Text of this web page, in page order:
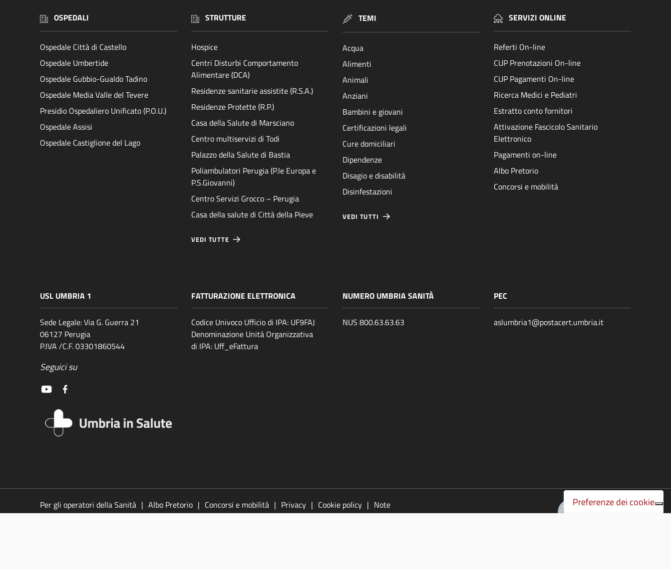
OSPEDALI
Ospedale Città di Castello
Ospedale Umbertide
Ospedale Gubbio-Gualdo Tadino
Ospedale Media Valle del Tevere
Presidio Ospedaliero Unificato (P.O.U.)
Ospedale Assisi
Ospedale Castiglione del Lago
STRUTTURE
Hospice
Centri Disturbi Comportamento
Alimentare (DCA)
Residenze sanitarie assistite (R.S.A.)
Residenze Protette (R.P.)
Casa della Salute di Marsciano
Centro multiservizi di Todi
Palazzo della Salute di Bastia
Poliambulatori Perugia (P.le Europa e
P.S.Giovanni)
Centro Servizi Grocco – Perugia
Casa della salute di Città della Pieve
VEDI TUTTE
TEMI
Acqua
Alimenti
Animali
Anziani
Bambini e giovani
Certificazioni legali
Cure domiciliari
Dipendenze
Disagio e disabilità
Disinfestazioni
VEDI TUTTI
SERVIZI ONLINE
Referti On-line
CUP Prenotazioni On-line
CUP Pagamenti On-line
Ricerca Medici e Pediatri
Estratto conto fornitori
Attivazione Fascicolo Sanitario
Elettronico
Pagamenti on-line
Albo Pretorio
Concorsi e mobilità
USL UMBRIA 1
Sede Legale: Via G. Guerra 21
06127 Perugia
P.IVA /C.F. 03301860544
Seguici su
FATTURAZIONE ELETTRONICA
Codice Univoco Ufficio di IPA: UF9FAJ
Denominazione Unità Organizzativa
di IPA: Uff_eFattura
NUMERO UMBRIA SANITÀ
NUS 800.63.63.63
PEC
aslumbria1@postacert.umbria.it
Per gli operatori della Sanità Albo Pretorio Concorsi e mobilità Privacy Cookie policy
Note
legali
Policy Video Responsabile della pubblicazione
Segnala un problema di
Preferenze dei cookie